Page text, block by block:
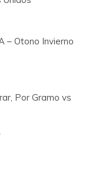
– Otono Invierno
Por Gramo vs